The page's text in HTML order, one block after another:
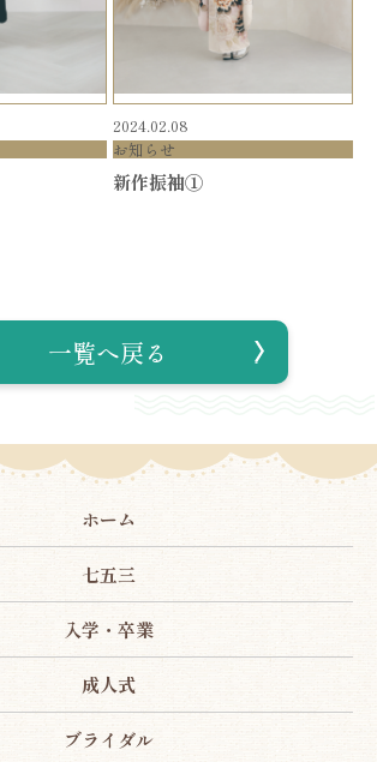
2024.02.08
お知らせ
新作振袖①
一覧へ戻る
ホーム
七五三
入学・卒業
成人式
ブライダル